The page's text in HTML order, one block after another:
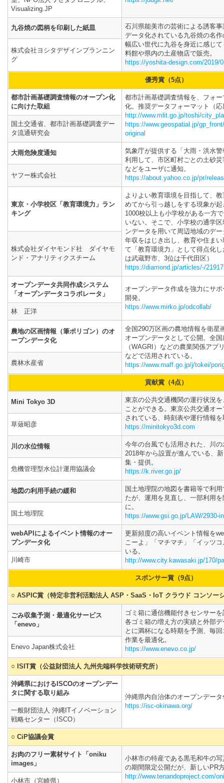
Visualizing.JP
九谷焼の図柄を印刷した紙皿
石川県能美市の芸術による誘客
データ化されている九谷焼の名
幅広い世代に九谷を身近に感じ
料館や県内の土産物店で販売。
https://yoshita-design.com/2019/
株式会社ヨシタデザインプランニン
グ
優秀賞（5点）
都市計画基礎調査情報のオープン化
に向けた取組
都市計画基礎調査情報を、フォ
化。推奨データフォーマット（
http://www.mlit.go.jp/toshi/
https://www.geospatial.jp/
original
国土交通省、都市計画基礎調査デー
タ流通研究会
大雨危険度通知
気象庁が提供する「大雨・洪水
利用して、市区町村ごとの土砂
などをユーザに通知。
https://about.yahoo.co.jp/pr/
ヤフー株式会社
東京・小学校区「教育環境力」ラン
キング
よりよい教育環境を目指して、
めてから引っ越しをする現象が
1000校以上も小学校がある一方
いない。そこで、小学校の通学
ンデータを用いて周辺地域のデ
年収をはじき出し、教育や住ま
て「教育環境力」として得点化
は武蔵野市、3位は千代田区）
https://diamond.jp/articles/-/
株式会社ダイヤモンド社 ダイヤモ
ンド・アナリティクスチーム
オープンデータ共同作成システム
「オープンデータコラボレータ」
オープンデータ作成を強力にサ
開発。
https://www.mirko.jp/odcollab/
林 正洋
農地の区画情報（筆ポリゴン）のオ
ープンデータ化
全国290万区画の農地情報を衛星
オープンデータとして公開。全
（WAGRI）などの農業関係アプ
などで活用されている。
https://www.maff.go.jp/j/tokei/
農林水産省
貢献賞（4点）
Mini Tokyo 3D
東京の公共交通機関の運行状況
ことができる。東京公共交通オ
されている、時刻表や運行情報
https://minitokyo3d.com
草薙昭彦
川の水位情報
今年の台風でも活用された、川
2018年から設置が進んでいる、
集・提供。
https://k.river.go.jp/
危機管理型水位計運用協議会
地図の利用手続の緩和
国土地理院の地図を書籍等で利
たが、運用を見直し、一部利用
に。
https://www.gsi.go.jp/LAW/2930-
国土地理院
webAPIによるイベント情報のオー
プンデータ化
更新頻度の高いイベント情報を
こーよ」「マチマチ」「イッツ
いる。
http://www.city.kawasaki.jp/170/
川崎市
スポンサー賞（9点）
○ ASPIC賞（特定非営利活動法人 ASP・SaaS・IoT クラウド コンソー
ごみ収集予測・最適化サービス
「enevo」
ゴミ箱に通信機能付きセンサー
各ゴミ箱の増え方の実績と外部
とに満杯になる時期を予測、毎
作業を最適化。
https://www.enevo.co.jp/
Enevo Japan株式会社
○ ISIT賞（公益財団法人 九州先端科学技術研究所）
沖縄県におけるISCOのオープンデー
タに関する取り組み
沖縄県内自治体のオープンデー
https://isc-okinawa.org/
一般財団法人 沖縄ITイノベーション
戦略センター（ISCO）
○ CiP協議会賞
お肉のフリー素材サイト「oniku
images」
小林市の特産である黒毛和牛の
の期間限定公開だが、新しいPR
http://www.tenandoproject.com/
小林市（宮崎県）